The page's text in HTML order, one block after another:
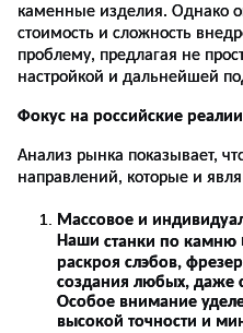
каменные изделия. Однако
стоимость и сложность
проблему, предлагая не
настройкой и дальнейшей
Фокус на российские
Анализ рынка показывает,
направлений, которые и
Массовое и
Наши станки по камню
раскроя слэбов,
создания любых, даже
Особое внимание
высокой точности и